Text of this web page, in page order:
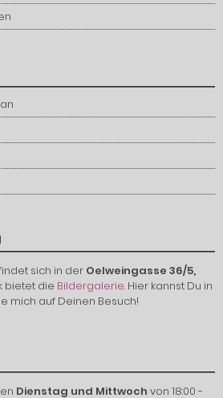
sich in der Oelweingasse 36/5,
bietet die Bildergalerie. Hier kannst Du in
mich auf Deinen Besuch!
Dienstag und Mittwoch von 18:00 -